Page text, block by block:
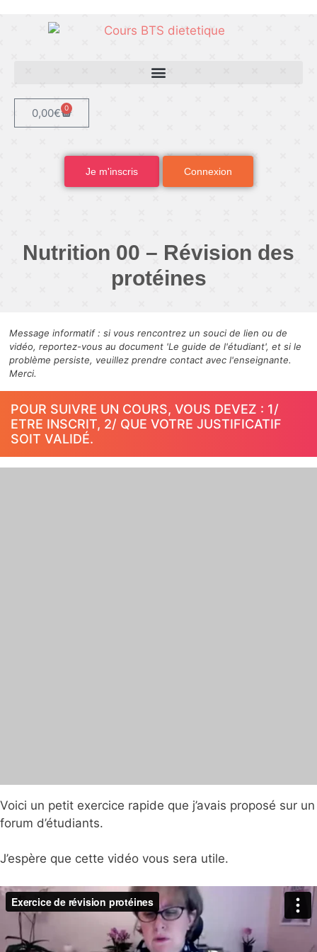
0,00€ 0
Je m'inscris Connexion
Nutrition 00 – Révision des
protéines
Message informatif : si vous rencontrez un souci de lien ou de
vidéo, reportez-vous au document 'Le guide de l'étudiant', et si le
problème persiste, veuillez prendre contact avec l'enseignante.
Merci.
POUR SUIVRE UN COURS, VOUS DEVEZ : 1/
ETRE INSCRIT, 2/ QUE VOTRE JUSTIFICATIF
SOIT VALIDÉ.
Voici un petit exercice rapide que j’avais proposé sur un
forum d’étudiants.
J’espère que cette vidéo vous sera utile.